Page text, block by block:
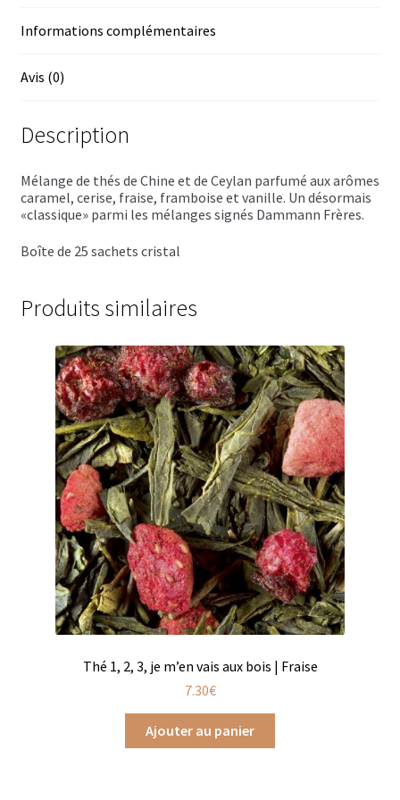
Bières régionales
Coffrets boissons alcoolisées
Mélanges pour cocktail
Rhums arrangés
Vodkas
Boutique du Grenier de Marie et Anaïs
Calendriers de l’Avent
Chutneys, confits et crèmes
Coffrets à offrir
Coffrets épicés
Coffrets de gourmandises salées
Coffrets aides culinaires
Coffrets apéritifs
Coffrets de gourmandises sucrées
Coffrets chocolatés
Informations complémentaires
Avis (0)
Description
Mélange de thés de Chine et de Ceylan parfumé aux arômes
caramel, cerise, fraise, framboise et vanille. Un désormais
«classique» parmi les mélanges signés Dammann Frères.
Boîte de 25 sachets cristal
Produits similaires
Thé 1, 2, 3, je m’en vais aux bois | Fraise
7.30€
Ajouter au panier